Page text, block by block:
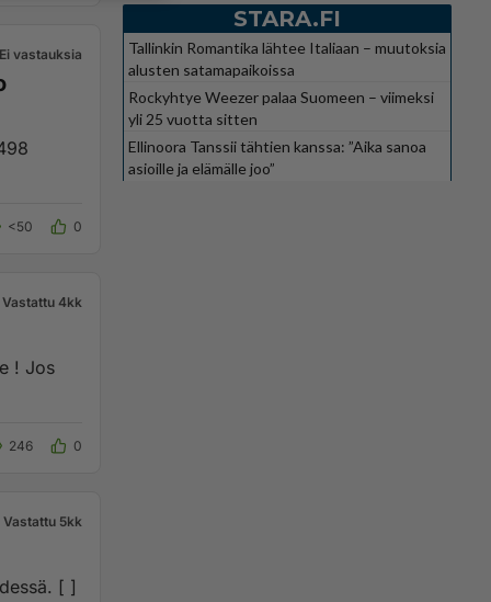
Ei vastauksia
<50 0
Vastattu 4kk
! Jos
246 0
Vastattu 5kk
[ ]
STARA.FI
Tallinkin Romantika lähtee Italiaan – muutoksia
alusten satamapaikoissa
Rockyhtye Weezer palaa Suomeen – viimeksi
yli 25 vuotta sitten
Ellinoora Tanssii tähtien kanssa: ”Aika sanoa
asioille ja elämälle joo”